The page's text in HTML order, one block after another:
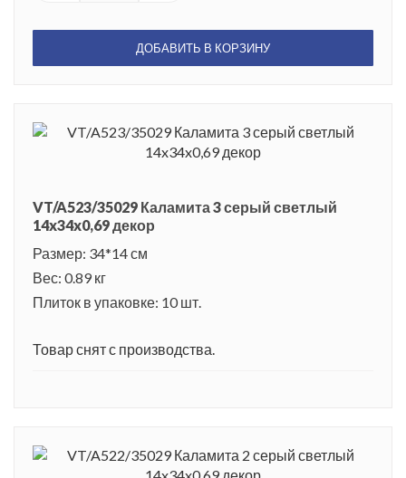
ДОБАВИТЬ В КОРЗИНУ
VT/A523/35029 Каламита 3 серый светлый
14x34x0,69 декор
Размер: 34*14 см
Вес: 0.89 кг
Плиток в упаковке: 10 шт.
Товар снят с производства.